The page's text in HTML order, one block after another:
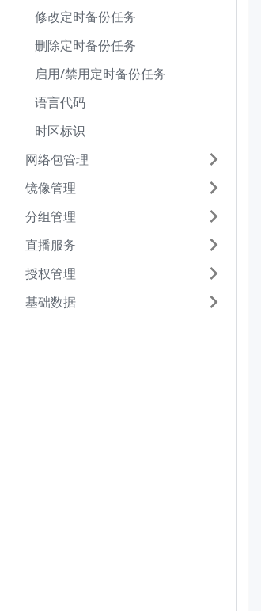
修改定时备份任务
删除定时备份任务
启用/禁用定时备份任务
语言代码
时区标识
网络包管理
镜像管理
分组管理
直播服务
授权管理
基础数据